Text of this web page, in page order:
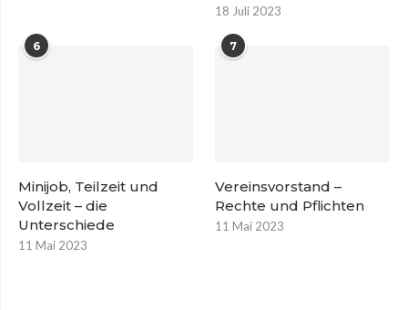
18 Juli 2023
6
Minijob, Teilzeit und
Vollzeit – die
Unterschiede
11 Mai 2023
7
Vereinsvorstand –
Rechte und Pflichten
11 Mai 2023